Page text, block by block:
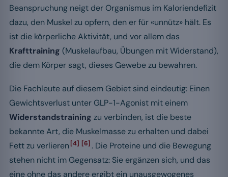
Beanspruchung neigt der Organismus im Kaloriendefizit
dazu, den Muskel zu opfern, den er für «unnütz» hält. Es
ist die körperliche Aktivität, und vor allem das
Krafttraining (Muskelaufbau, Übungen mit Widerstand),
die dem Körper sagt, dieses Gewebe zu bewahren.
Die Fachleute auf diesem Gebiet sind eindeutig: Einen
Gewichtsverlust unter GLP-1-Agonist mit einem
Widerstandstraining zu verbinden, ist die beste
bekannte Art, die Muskelmasse zu erhalten und dabei
Fett zu verlieren[4] [6]. Die Proteine und die Bewegung
stehen nicht im Gegensatz: Sie ergänzen sich, und das
eine ohne das andere ergibt ein unausgewogenes